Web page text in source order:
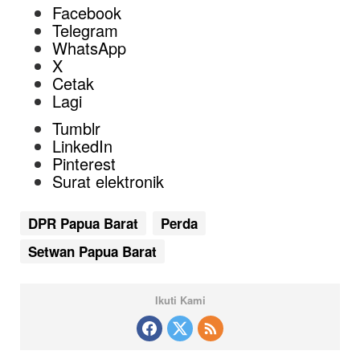
Facebook
Telegram
WhatsApp
X
Cetak
Lagi
Tumblr
LinkedIn
Pinterest
Surat elektronik
DPR Papua Barat
Perda
Setwan Papua Barat
Ikuti Kami